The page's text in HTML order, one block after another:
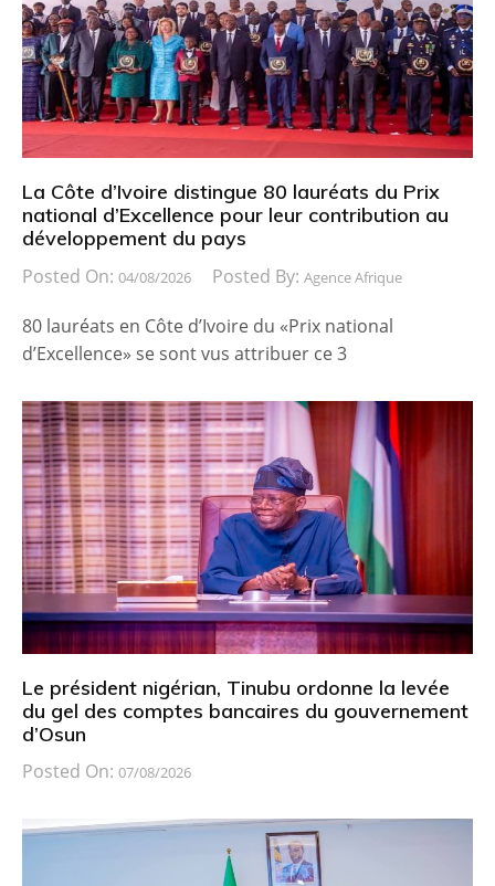
La Côte d’Ivoire distingue 80 lauréats du Prix
national d’Excellence pour leur contribution au
développement du pays
Posted On: 04/08/2026 Posted By: Agence Afrique
80 lauréats en Côte d’Ivoire du «Prix national
d’Excellence» se sont vus attribuer ce 3
Le président nigérian, Tinubu ordonne la levée
du gel des comptes bancaires du gouvernement
d’Osun
Posted On: 07/08/2026